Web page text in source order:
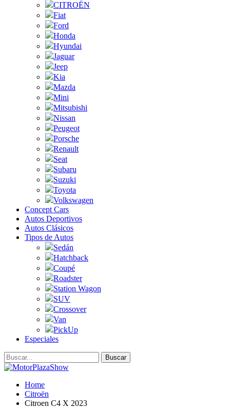
CITROËN
Fiat
Ford
Honda
Hyundai
Jaguar
Jeep
Kia
Mazda
Mini
Mitsubishi
Nissan
Peugeot
Porsche
Renault
Seat
Subaru
Suzuki
Toyota
Volkswagen
Concept Cars
Autos Deportivos
Autos Clásicos
Tipos de Autos
Sedán
Hatchback
Coupé
Roadster
Station Wagon
SUV
Crossover
Van
PickUp
Especiales
Home
Citroën
Citroen C4 X 2023